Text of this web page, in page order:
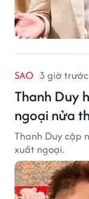
SAO 3 giờ trước
Thanh Duy
ngoại nửa
Thanh Duy cập
xuất ngoại.